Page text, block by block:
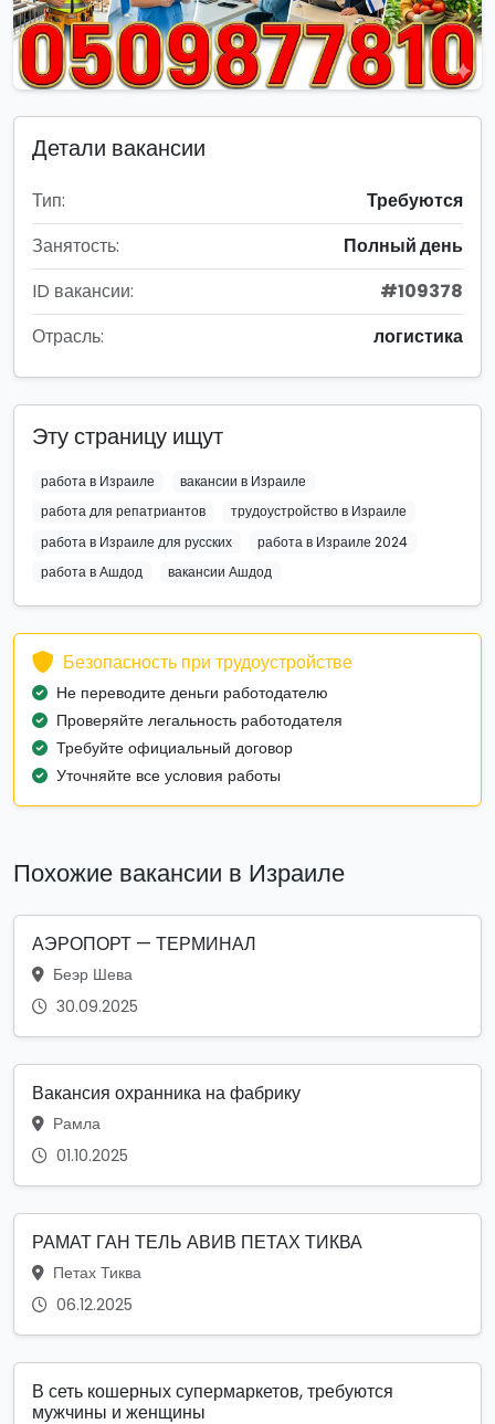
Детали вакансии
Тип:
Требуются
Занятость:
Полный день
ID вакансии:
#109378
Отрасль:
логистика
Эту страницу ищут
работа в Израиле
вакансии в Израиле
работа для репатриантов
трудоустройство в Израиле
работа в Израиле для русских
работа в Израиле 2024
работа в Ашдод
вакансии Ашдод
Безопасность при трудоустройстве
Не переводите деньги работодателю
Проверяйте легальность работодателя
Требуйте официальный договор
Уточняйте все условия работы
Похожие вакансии в Израиле
АЭРОПОРТ — ТЕРМИНАЛ
Беэр Шева
30.09.2025
Вакансия охранника на фабрику
Рамла
01.10.2025
РАМАТ ГАН ТЕЛЬ АВИВ ПЕТАХ ТИКВА
Петах Тиква
06.12.2025
В сеть кошерных супермаркетов, требуются
мужчины и женщины